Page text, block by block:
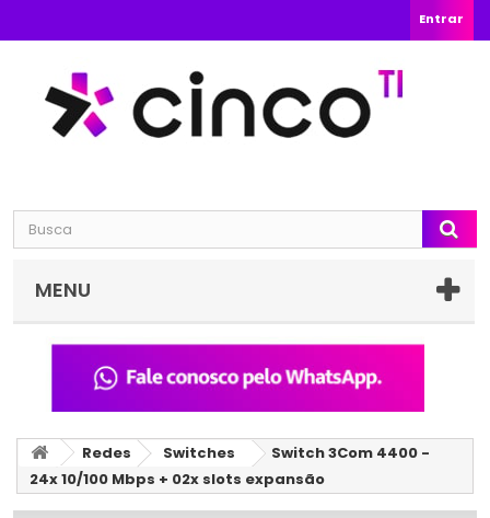
Entrar
MENU
Redes Switches
Switch 3Com 4400 -
24x 10/100 Mbps + 02x slots expansão